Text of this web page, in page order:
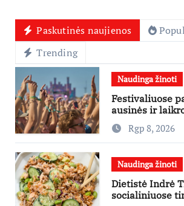
Paskutinės naujienos
Trending
Naudinga žinoti
Festivaliuose
ausinės ir
ekspertai
didžiausias
Rgp 8, 2026
Naudinga žinoti
Dietistė Indrė
socialiniuose